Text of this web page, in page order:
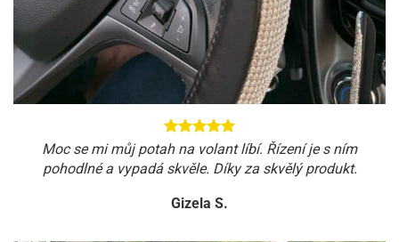
Moc se mi můj potah na volant líbí. Řízení je s ním
pohodlné a vypadá skvěle. Díky za skvělý produkt.
Gizela S.